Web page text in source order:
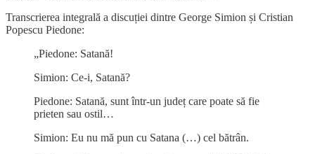
Transcrierea integrală a discuției dintre George Simion și Cristian
Popescu Piedone:
„Piedone: Satană!
Simion: Ce-i, Satană?
Piedone: Satană, sunt într-un județ care poate să fie
prieten sau ostil…
Simion: Eu nu mă pun cu Satana (…) cel bătrân.